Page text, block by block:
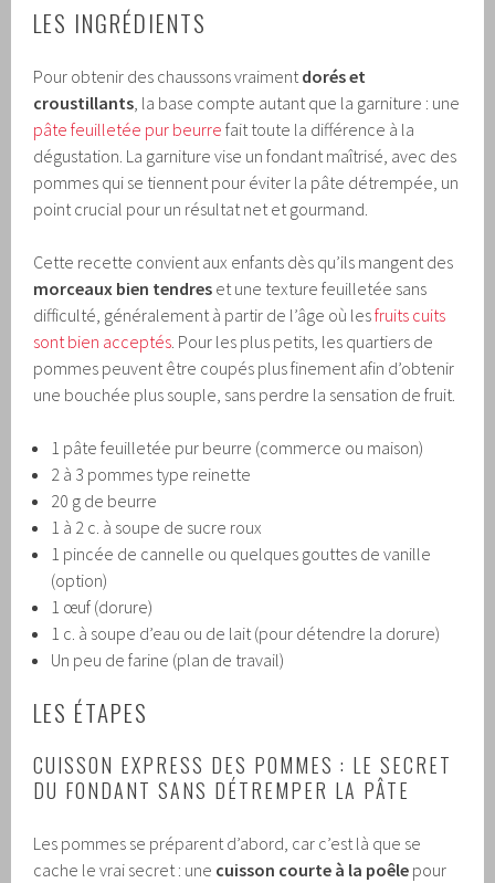
LES INGRÉDIENTS
Pour obtenir des chaussons vraimentdorés et
croustillants, la base compte autant que la garniture : une
pâte feuilletée pur beurre fait toute la différence à la
dégustation. La garniture vise un fondant maîtrisé, avec des
pommes qui se tiennent pour éviter la pâte détrempée, un
point crucial pour un résultat net et gourmand.
Cette recette convient aux enfants dès qu’ils mangent des
morceaux bien tendres et une texture feuilletée sans
difficulté, généralement à partir de l’âge où lesfruits cuits
sont bien acceptés. Pour les plus petits, les quartiers de
pommes peuvent être coupés plus finement afin d’obtenir
une bouchée plus souple, sans perdre la sensation de fruit.
1 pâte feuilletée pur beurre (commerce ou maison)
2 à 3 pommes type reinette
20 g de beurre
1 à 2 c. à soupe de sucre roux
1 pincée de cannelle ou quelques gouttes de vanille
(option)
1 œuf (dorure)
1 c. à soupe d’eau ou de lait (pour détendre la dorure)
Un peu de farine (plan de travail)
LES ÉTAPES
CUISSON EXPRESS DES POMMES : LE SECRET
DU FONDANT SANS DÉTREMPER LA PÂTE
Les pommes se préparent d’abord, car c’est là que se
cache le vrai secret : une cuisson courte à la poêle pour